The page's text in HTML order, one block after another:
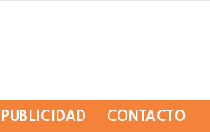
PUBLICIDAD CONTACTO